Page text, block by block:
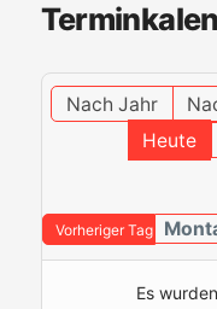
Nach Jahr
Heute
Vorheriger Tag
Es